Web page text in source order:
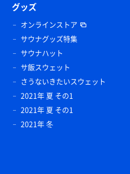
グッズ
オンラインストア
サウナグッズ特集
サウナハット
サ飯スウェット
さうないきたいスウェット
2021年 夏 その1
2021年 夏 その1
2021年 冬